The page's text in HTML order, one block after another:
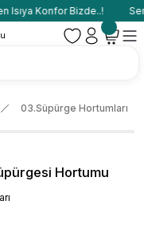
Isıya Konfor Bizde..!
03.Süpürge Hortumları
Hortumu